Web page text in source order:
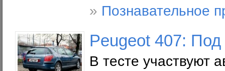
» Познавательное
Peugeot 407:
В тесте участвуют